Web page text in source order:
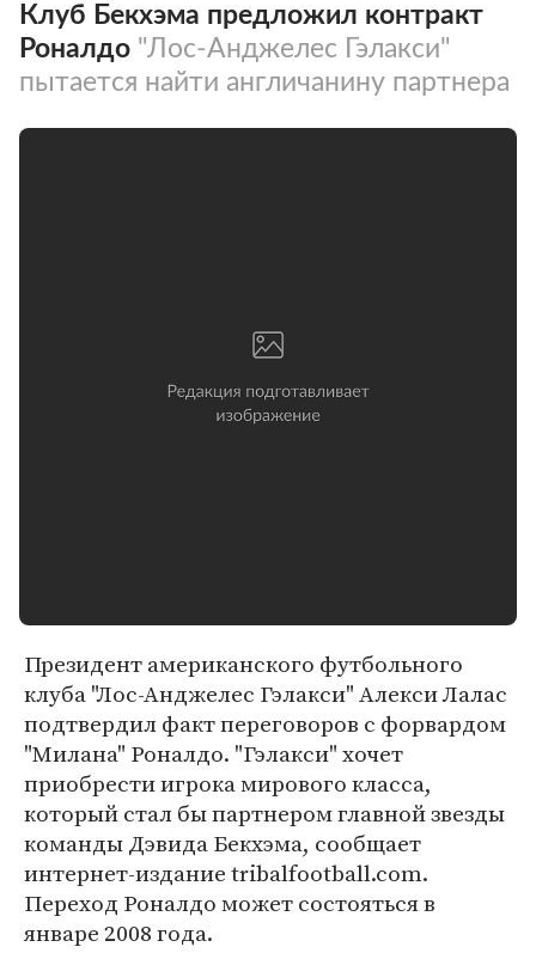
Клуб Бекхэма предложил контракт
Роналдо "Лос-Анджелес Гэлакси"
пытается найти англичанину партнера
Президент американского футбольного
клуба "Лос-Анджелес Гэлакси" Алекси Лалас
подтвердил факт переговоров с форвардом
"Милана" Роналдо. "Гэлакси" хочет
приобрести игрока мирового класса,
который стал бы партнером главной звезды
команды Дэвида Бекхэма, сообщает
интернет-издание tribalfootball.com.
Переход Роналдо может состояться в
январе 2008 года.